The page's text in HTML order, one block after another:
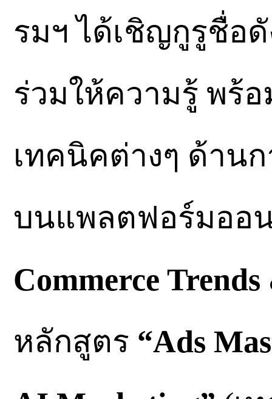
รมฯ ได้เชิญกูรูชื่อ
ร่วมให้ความรู้ พร้อ
เทคนิคต่างๆ ด้าน
บนแพลตฟอร์มออ
Commerce
หลักสูตร “Ads